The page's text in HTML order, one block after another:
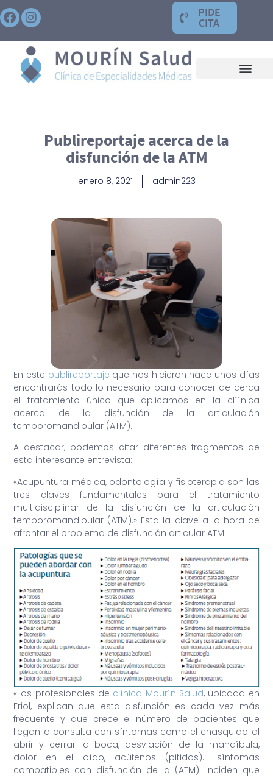
PIDE
CITA
Publireportaje acerca de la
disfunción de la ATM
enero 8, 2021 admin223
En este publireportaje que nos hicieron hace unos días
encontrarás todo lo necesario para conocer de cerca
el tratamiento único que aplicamos en la cl´ínica
acerca de la disfunción de la articulación
temporomandibular (ATM).
A destacar, podemos citar diferentes fragmentos de
esta interesante entrevista:
«Acupuntura médica, odontología y fisioterapia son las
tres claves fundamentales para el tratamiento
multidisciplinar de la disfunción de la articulación
temporomandibular (ATM).» Esta la clave a la hora de
afrontar el problema de disfunción articular ATM.
«Los profesionales de clínica Mourín Salud, ubicada en
Friol, explican que esta disfunción es cada vez más
frecuente y que crece el número de pacientes que
llegan a consulta con síntomas como el chasquido al
abrir y cerrar la boca, desviación de la mandíbula,
dolor en el oído, acúfenos (pitidos)… síntomas
compatibles con disfunción de la (ATM). Inciden que